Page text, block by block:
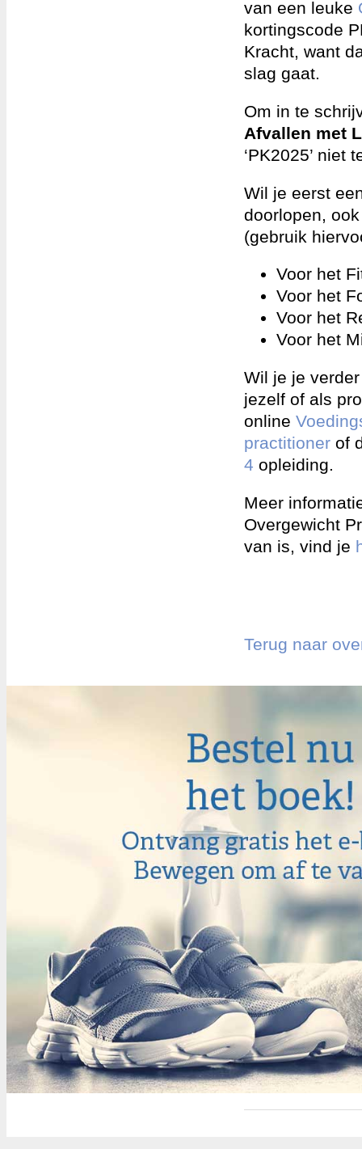
van een leuke
kortingscode
Kracht, want
slag gaat.
Om in te
Afvallen met
‘PK2025’ niet
Wil je eerst
doorlopen,
(gebruik
Voor het
Voor het
Voor het
Voor het
Wil je je
jezelf of als
online
practitioner of
4 opleiding.
Meer
Overgewicht
van is, vind je
Terug naar